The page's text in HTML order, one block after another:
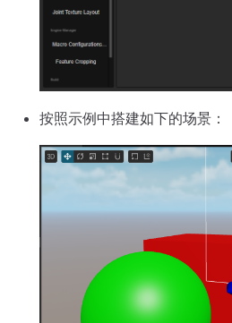
按照示例中搭建如下的场景：